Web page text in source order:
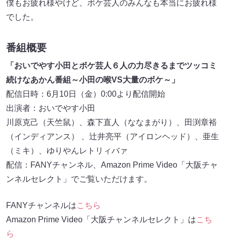
僕もお疲れ様やけど、ボケ芸人のみんなも本当にお疲れ様
でした。
番組概要
「おいでやす小田とボケ芸人６人の力尽きるまでツッコミ
続けなあかん番組～小田の喉VS大量のボケ～」
配信日時：6月10日（金）0:00より配信開始
出演者：おいでやす小田
川原克己（天竺鼠）、森下直人（ななまがり）、田渕章裕
（インディアンス） 、辻井亮平（アイロンヘッド）、亜生
（ミキ）、ゆりやんレトリィバァ
配信：FANYチャンネル、Amazon Prime Video「大阪チャ
ンネルセレクト」でご覧いただけます。
FANYチャンネルはこちら
Amazon Prime Video「大阪チャンネルセレクト」はこち
ら